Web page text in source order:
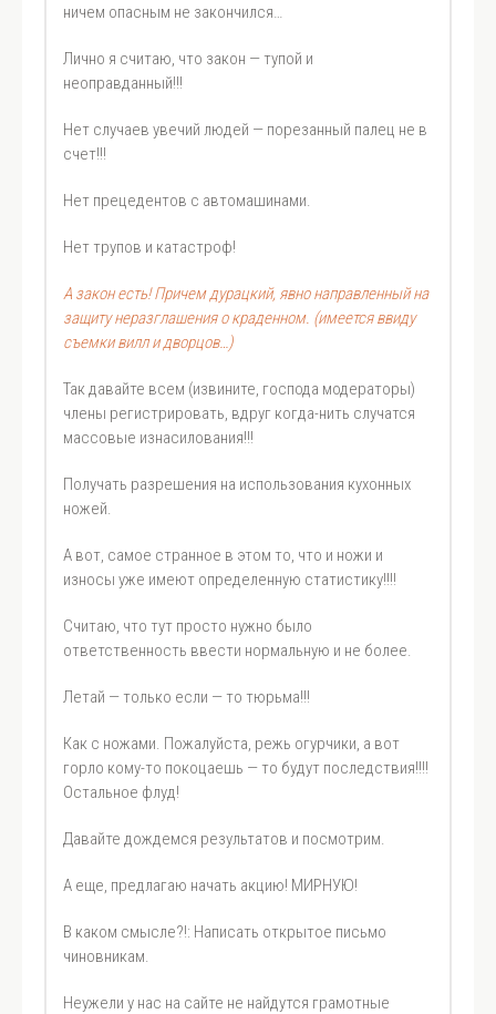
ничем опасным не закончился…
Лично я считаю, что закон — тупой и
неоправданный!!!
Нет случаев увечий людей — порезанный палец не в
счет!!!
Нет прецедентов с автомашинами.
Нет трупов и катастроф!
А закон есть! Причем дурацкий, явно направленный на
защиту неразглашения о краденном. (имеется ввиду
съемки вилл и дворцов…)
Так давайте всем (извините, господа модераторы)
члены регистрировать, вдруг когда-нить случатся
массовые изнасилования!!!
Получать разрешения на использования кухонных
ножей.
А вот, самое странное в этом то, что и ножи и
износы уже имеют определенную статистику!!!!
Считаю, что тут просто нужно было
ответственность ввести нормальную и не более.
Летай — только если — то тюрьма!!!
Как с ножами. Пожалуйста, режь огурчики, а вот
горло кому-то покоцаешь — то будут последствия!!!!
Остальное флуд!
Давайте дождемся результатов и посмотрим.
А еще, предлагаю начать акцию! МИРНУЮ!
В каком смысле?!: Написать открытое письмо
чиновникам.
Неужели у нас на сайте не найдутся грамотные